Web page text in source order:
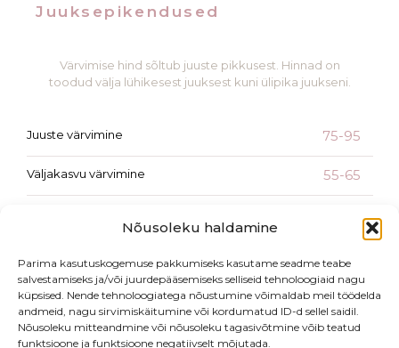
Nõusoleku haldamine
Parima kasutuskogemuse pakkumiseks kasutame seadme teabe
salvestamiseks ja/või juurdepääsemiseks selliseid tehnoloogiaid nagu
küpsised. Nende tehnoloogiatega nõustumine võimaldab meil töödelda
andmeid, nagu sirvimiskäitumine või kordumatud ID-d sellel saidil.
Nõusoleku mitteandmine või nõusoleku tagasivõtmine võib teatud
funktsioone ja funktsioone negatiivselt mõjutada.
Juuksepikendused
Värvimise hind sõltub juuste pikkusest. Hinnad on
toodud välja lühikesest juuksest kuni ülipika juukseni.
Juuste värvimine 75-95
Väljakasvu värvimine 55-65
maskihooldus lisaks värvimisele